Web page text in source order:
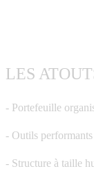
LES
- Portefeuille
- Outils
- Structure à taille